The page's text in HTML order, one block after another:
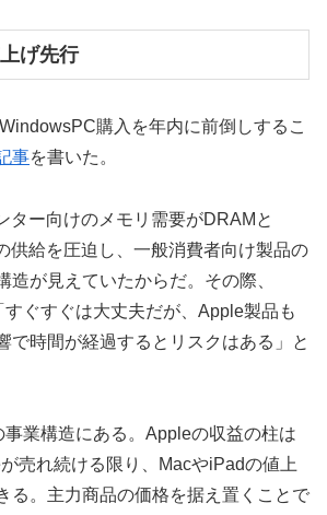
げ先行
購入を年内に前倒しするこ
事を書いた。
ター向けのメモリ需要がDRAMと
供給を圧迫し、一般消費者向け製品の
造が見えていたからだ。その際、
ぐすぐは大丈夫だが、Apple製品も
で時間が経過するとリスクはある」と
業構造にある。Appleの収益の柱は
売れ続ける限り、MacやiPadの値上
る。主力商品の価格を据え置くことで